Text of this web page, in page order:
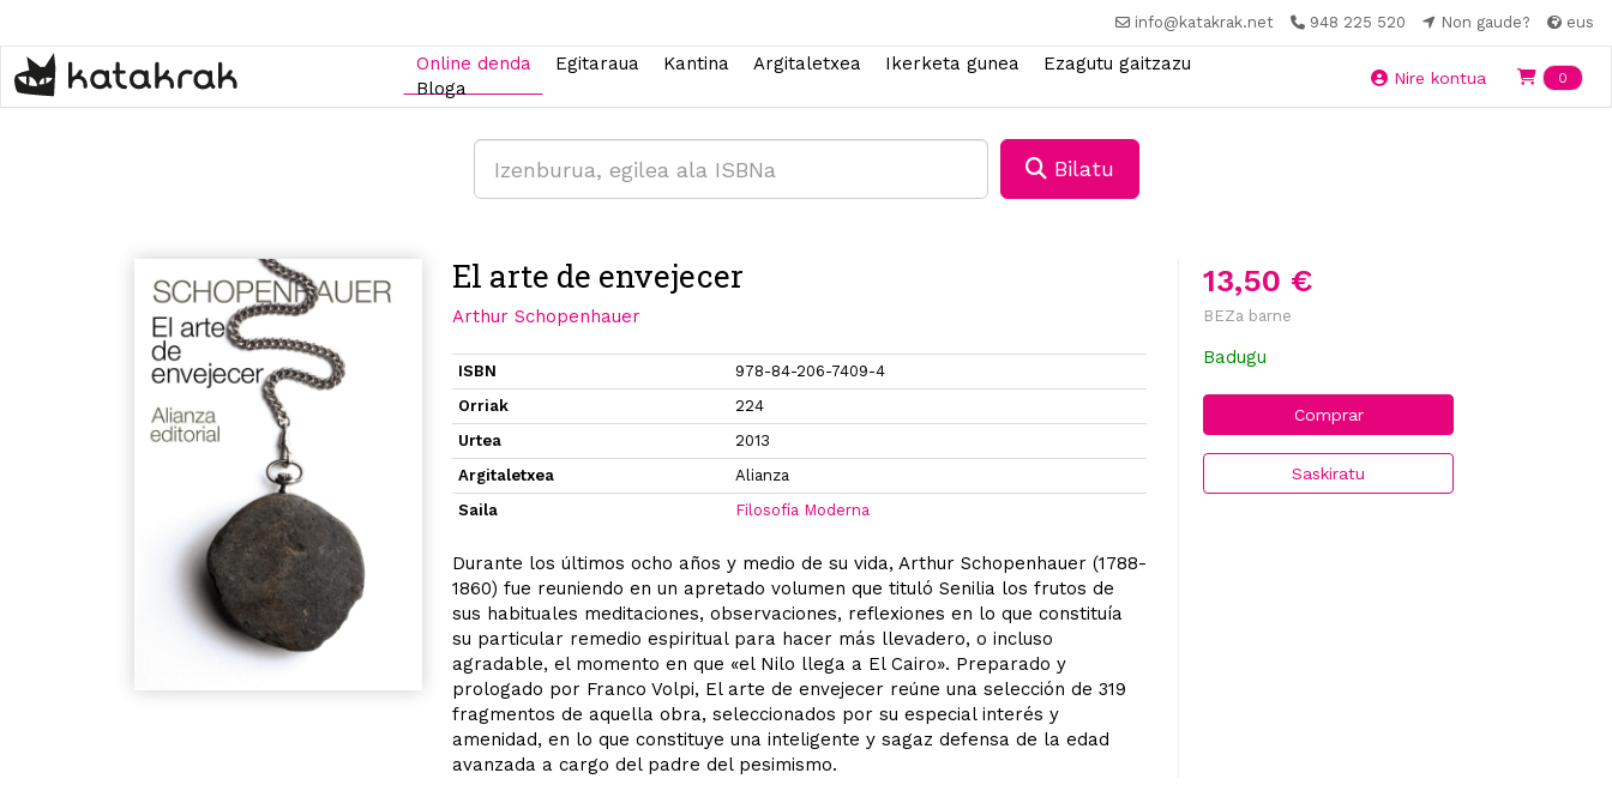
main
content
info@katakrak.net 948 225 520 Non gaude? eus
Online denda Egitaraua Kantina Argitaletxea Ikerketa gunea
Ezagutu gaitzazu
Bloga
Nire kontua 0
Bilatu
13,50 €
BEZa barne
Badugu
Comprar
Saskiratu
El arte de envejecer
Arthur Schopenhauer
ISBN
978-84-206-7409-4
Orriak
224
Urtea
2013
Argitaletxea
Alianza
Saila
Filosofía Moderna
Durante los últimos ocho años y medio de su vida, Arthur Schopenhauer (1788-
1860) fue reuniendo en un apretado volumen que tituló Senilia los frutos de
sus habituales meditaciones, observaciones, reflexiones en lo que constituía
su particular remedio espiritual para hacer más llevadero, o incluso
agradable, el momento en que «el Nilo llega a El Cairo». Preparado y
prologado por Franco Volpi, El arte de envejecer reúne una selección de 319
fragmentos de aquella obra, seleccionados por su especial interés y
amenidad, en lo que constituye una inteligente y sagaz defensa de la edad
avanzada a cargo del padre del pesimismo.